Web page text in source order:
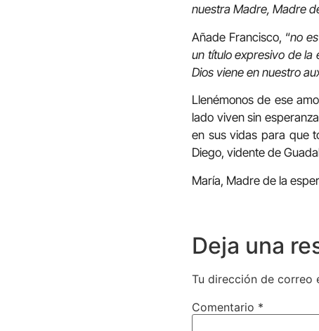
nuestra Madre, Madre
Añade Francisco, “no
un título expresivo de la
Dios viene en nuestro
Llenémonos de ese
lado viven sin
en sus vidas para que
Diego, vidente de
María, Madre de la
Deja una
Tu dirección de correo
Comentario *